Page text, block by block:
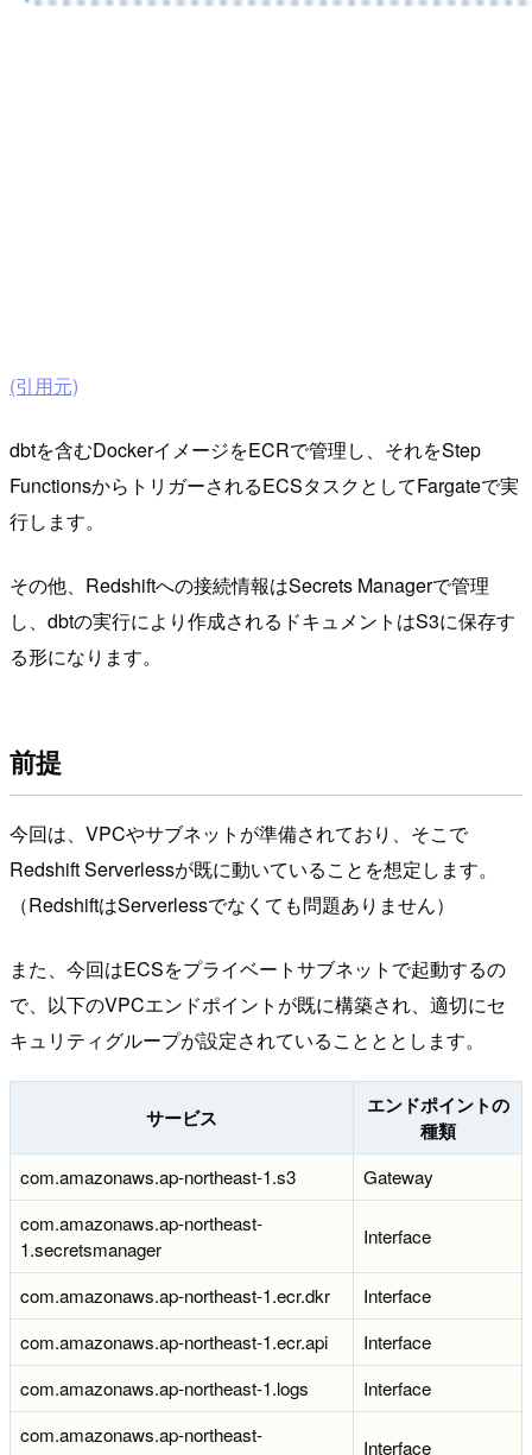
(引用元)
dbtを含むDockerイメージをECRで管理し、それをStep
FunctionsからトリガーされるECSタスクとしてFargateで実
行します。
その他、Redshiftへの接続情報はSecrets Managerで管理
し、dbtの実行により作成されるドキュメントはS3に保存す
る形になります。
前提
今回は、VPCやサブネットが準備されており、そこで
Redshift Serverlessが既に動いていることを想定します。
（RedshiftはServerlessでなくても問題ありません）
また、今回はECSをプライベートサブネットで起動するの
で、以下のVPCエンドポイントが既に構築され、適切にセ
キュリティグループが設定されていることととします。
サービス
エンドポイントの
種類
com.amazonaws.ap-northeast-1.s3
Gateway
com.amazonaws.ap-northeast-
1.secretsmanager
Interface
com.amazonaws.ap-northeast-1.ecr.dkr
Interface
com.amazonaws.ap-northeast-1.ecr.api
Interface
com.amazonaws.ap-northeast-1.logs
Interface
com.amazonaws.ap-northeast-
Interface